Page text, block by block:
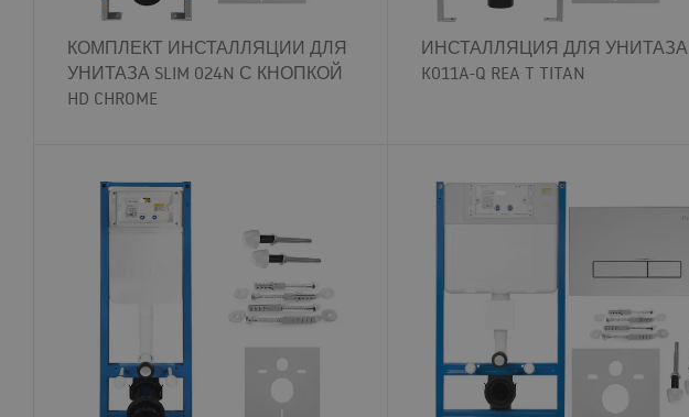
КОМПЛЕКТ ИНСТАЛЛЯЦИИ ДЛЯ
УНИТАЗА SLIM 024N С КНОПКОЙ
HD CHROME
ИНСТАЛЛЯЦИЯ ДЛЯ УНИТАЗА
K011A-Q REA T TITAN